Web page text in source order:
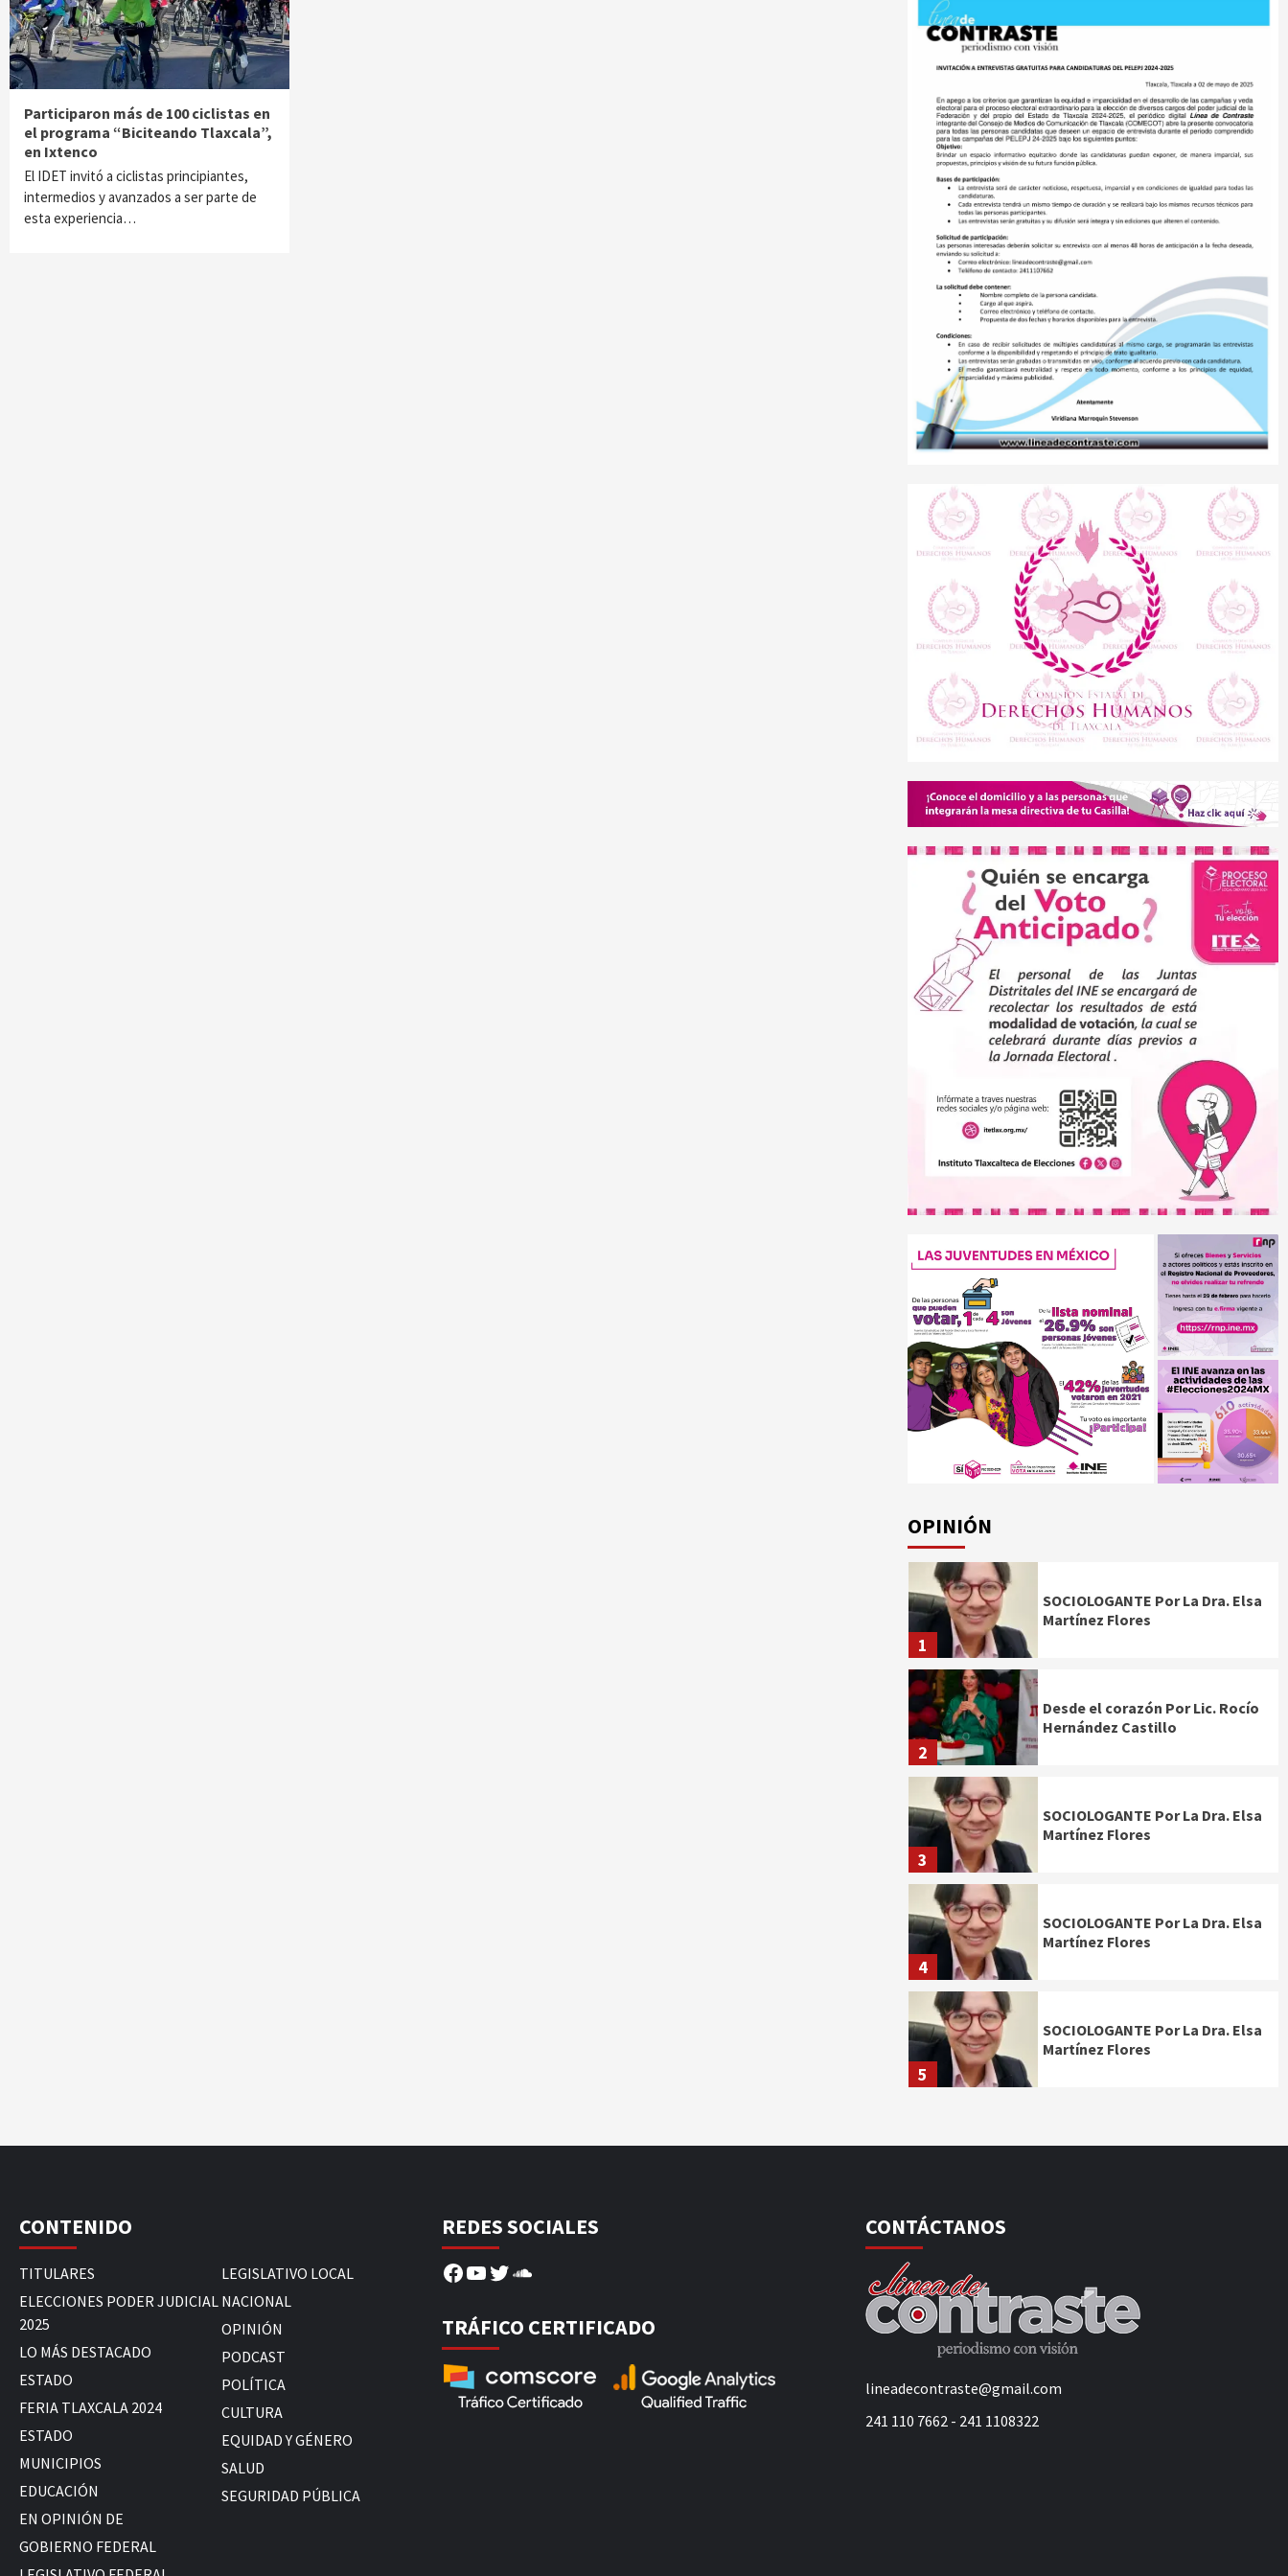
Participaron más de 100 ciclistas en
el programa “Biciteando Tlaxcala”,
en Ixtenco
El IDET invitó a ciclistas principiantes,
intermedios y avanzados a ser parte de
esta experiencia…
OPINIÓN
1
SOCIOLOGANTE Por La Dra. Elsa
Martínez Flores
2
Desde el corazón Por Lic. Rocío
Hernández Castillo
3
SOCIOLOGANTE Por La Dra. Elsa
Martínez Flores
4
SOCIOLOGANTE Por La Dra. Elsa
Martínez Flores
5
SOCIOLOGANTE Por La Dra. Elsa
Martínez Flores
CONTENIDO
TITULARES
ELECCIONES PODER JUDICIAL
2025
LO MÁS DESTACADO
ESTADO
FERIA TLAXCALA 2024
ESTADO
MUNICIPIOS
EDUCACIÓN
EN OPINIÓN DE
GOBIERNO FEDERAL
LEGISLATIVO LOCAL
NACIONAL
OPINIÓN
PODCAST
POLÍTICA
CULTURA
EQUIDAD Y GÉNERO
SALUD
SEGURIDAD PÚBLICA
REDES SOCIALES
Facebook
YouTube
Twitter
SoundCloud
TRÁFICO CERTIFICADO
CONTÁCTANOS
lineadecontraste@gmail.com
241 110 7662 - 241 1108322